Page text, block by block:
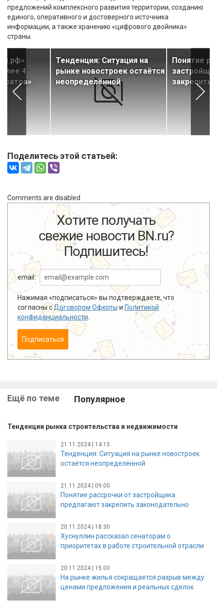
предложений комплексного развития территории, созданию
единого, оперативного и достоверного источника
информации, а также хранению «цифрового двойника»
страны.
4
Тенденция: Ситуация на
рынке новостроек остаётся
неопределённой
Понятие
закрепить
Поделитесь этой статьей:
Comments are disabled
Хотите получать
свежие новости BN.ru?
Подпишитесь!
email:
Нажимая «подписаться» вы подтверждаете, что
согласны сДоговором Оферты и Политикой
конфиденциальности
Подписаться
Ещё по теме Популярное
Тенденции рынка строительства и недвижимости
21.11.2024 | 14:15
Тенденция: Ситуация на рынке новостроек
остаётся неопределённой
21.11.2024 | 09:00
Понятие рассрочки от застройщика
предлагают закрепить законодательно
20.11.2024 | 18:30
Хуснуллин рассказал сенаторам о
приоритетах в работе строительной отрасли
20.11.2024 | 15:00
На рынке жилья сокращается разрыв между
ценами предложения и реальных сделок